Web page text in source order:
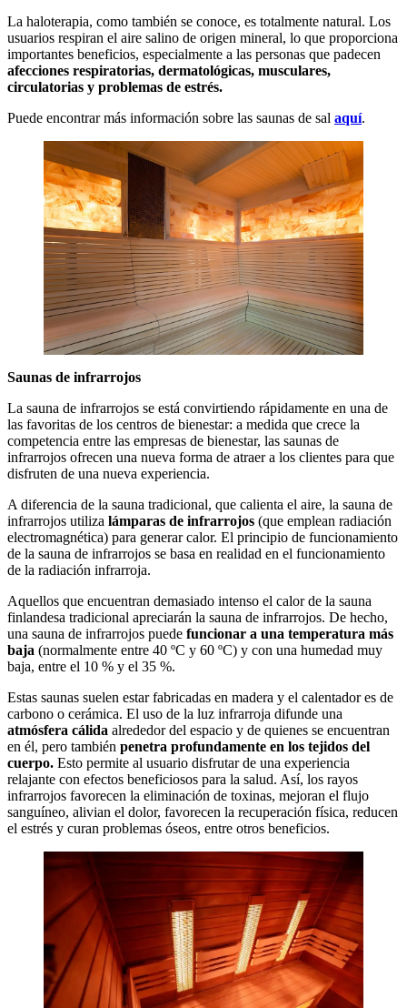
La haloterapia, como también se conoce, es totalmente natural. Los
usuarios respiran el aire salino de origen mineral, lo que proporciona
importantes beneficios, especialmente a las personas que padecen
afecciones respiratorias, dermatológicas, musculares,
circulatorias y problemas de estrés.
Puede encontrar más información sobre las saunas de sal aquí.
Saunas de infrarrojos
La sauna de infrarrojos se está convirtiendo rápidamente en una de
las favoritas de los centros de bienestar: a medida que crece la
competencia entre las empresas de bienestar, las saunas de
infrarrojos ofrecen una nueva forma de atraer a los clientes para que
disfruten de una nueva experiencia.
A diferencia de la sauna tradicional, que calienta el aire, la sauna de
infrarrojos utiliza lámparas de infrarrojos (que emplean radiación
electromagnética) para generar calor. El principio de funcionamiento
de la sauna de infrarrojos se basa en realidad en el funcionamiento
de la radiación infrarroja.
Aquellos que encuentran demasiado intenso el calor de la sauna
finlandesa tradicional apreciarán la sauna de infrarrojos. De hecho,
una sauna de infrarrojos puede funcionar a una temperatura más
baja (normalmente entre 40 ºC y 60 ºC) y con una humedad muy
baja, entre el 10 % y el 35 %.
Estas saunas suelen estar fabricadas en madera y el calentador es de
carbono o cerámica. El uso de la luz infrarroja difunde una
atmósfera cálida alrededor del espacio y de quienes se encuentran
en él, pero también penetra profundamente en los tejidos del
cuerpo. Esto permite al usuario disfrutar de una experiencia
relajante con efectos beneficiosos para la salud. Así, los rayos
infrarrojos favorecen la eliminación de toxinas, mejoran el flujo
sanguíneo, alivian el dolor, favorecen la recuperación física, reducen
el estrés y curan problemas óseos, entre otros beneficios.